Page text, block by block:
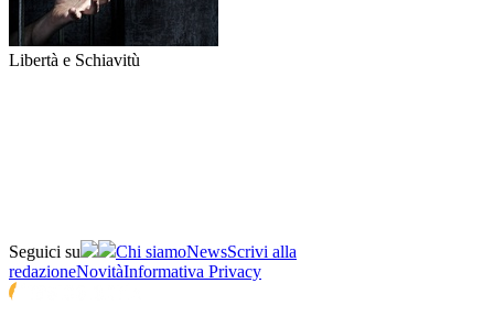
Libertà e Schiavitù
Seguici su Chi siamoNewsScrivi alla
redazioneNovitàInformativa Privacy